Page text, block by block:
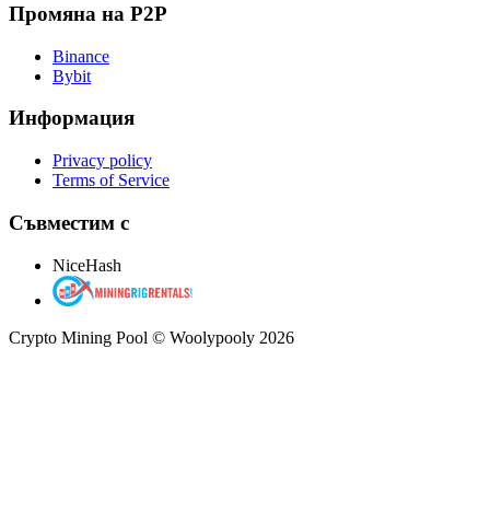
Промяна на P2P
Binance
Bybit
Информация
Privacy policy
Terms of Service
Съвместим с
NiceHash
Crypto Mining Pool © Woolypooly 2026